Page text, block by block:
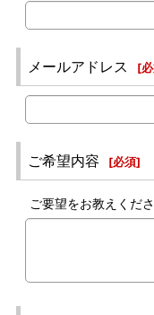
メールアドレス [
ご希望内容 [必須]
ご要望をお教えくださ